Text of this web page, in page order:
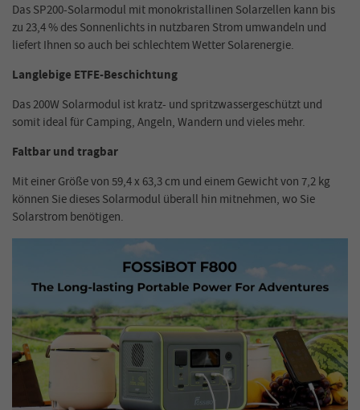
Das SP200-Solarmodul mit monokristallinen Solarzellen kann bis
zu 23,4 % des Sonnenlichts in nutzbaren Strom umwandeln und
liefert Ihnen so auch bei schlechtem Wetter Solarenergie.
Langlebige ETFE-Beschichtung
Das 200W Solarmodul ist kratz- und spritzwassergeschützt und
somit ideal für Camping, Angeln, Wandern und vieles mehr.
Faltbar und tragbar
Mit einer Größe von 59,4 x 63,3 cm und einem Gewicht von 7,2 kg
können Sie dieses Solarmodul überall hin mitnehmen, wo Sie
Solarstrom benötigen.